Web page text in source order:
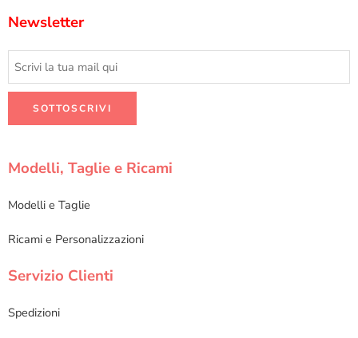
Newsletter
Modelli, Taglie e Ricami
Modelli e Taglie
Ricami e Personalizzazioni
Servizio Clienti
Spedizioni